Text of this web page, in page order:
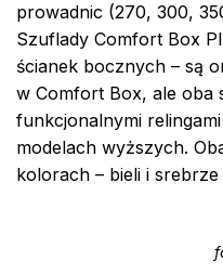
prowadnic (270, 300,
Szuflady Comfort Box
ścianek bocznych – są
w Comfort Box, ale oba
funkcjonalnymi
modelach wyższych.
kolorach – bieli i